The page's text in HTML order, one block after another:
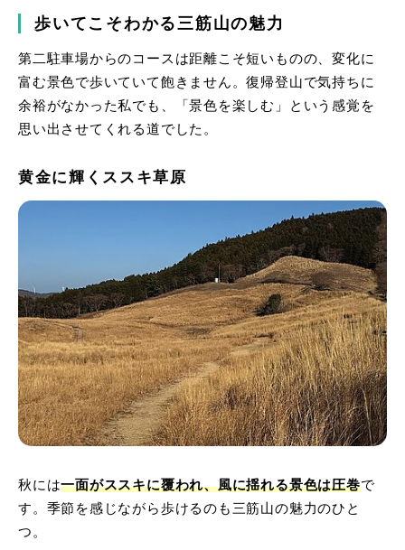
歩いてこそわかる三筋山の魅力
第二駐車場からのコースは距離こそ短いものの、変化に
富む景色で歩いていて飽きません。復帰登山で気持ちに
余裕がなかった私でも、「景色を楽しむ」という感覚を
思い出させてくれる道でした。
黄金に輝くススキ草原
秋には一面がススキに覆われ、風に揺れる景色は圧巻で
す。季節を感じながら歩けるのも三筋山の魅力のひと
つ。